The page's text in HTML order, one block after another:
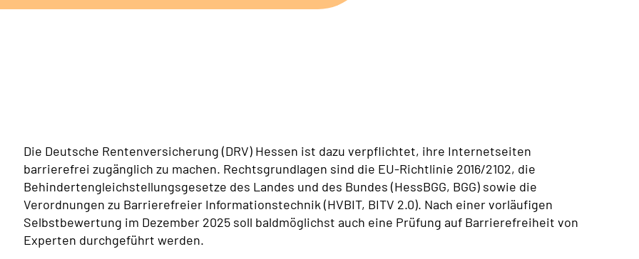
Die Deutsche Rentenversicherung (DRV) Hessen ist dazu verpflichtet, ihre Internetseiten
barrierefrei zugänglich zu machen. Rechtsgrundlagen sind die EU-Richtlinie 2016/2102, die
Behindertengleichstellungsgesetze des Landes und des Bundes (HessBGG, BGG) sowie die
Verordnungen zu Barrierefreier Informationstechnik (HVBIT, BITV 2.0). Nach einer vorläufigen
Selbstbewertung im Dezember 2025 soll baldmöglichst auch eine Prüfung auf Barrierefreiheit von
Experten durchgeführt werden.